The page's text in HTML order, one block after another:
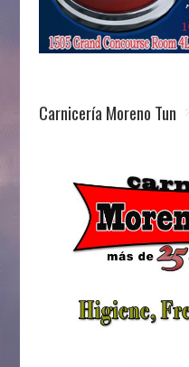
Carnicería Moreno Tun